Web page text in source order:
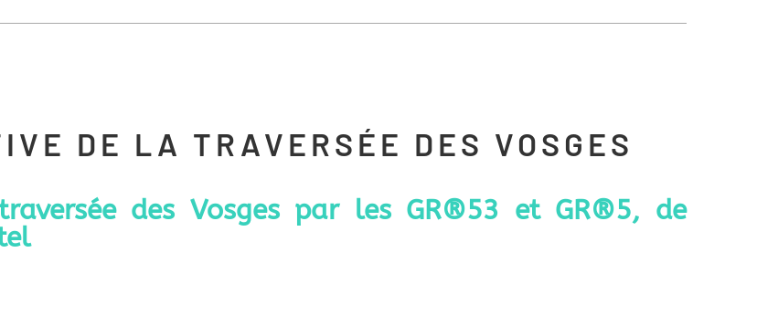
DE LA TRAVERSÉE DES VOSGES
des Vosges par les GR®53 et GR®5, de